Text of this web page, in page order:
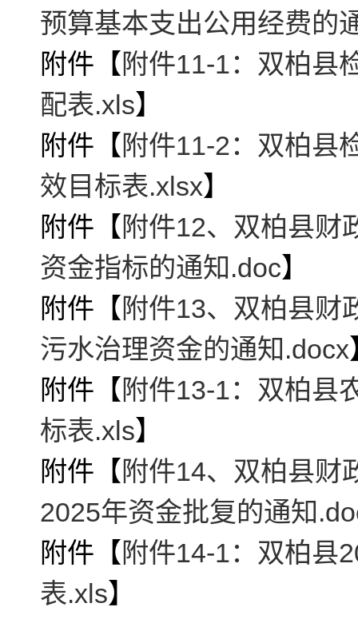
预算基本支出公用经费的
附件【 附件11-1：双柏县
配表.xls】
附件【 附件11-2：双柏县
效目标表.xlsx】
附件【 附件12、双柏县财
资金指标的通知.doc】
附件【 附件13、双柏县财
污水治理资金的通知.docx
附件【 附件13-1：双柏县
标表.xls】
附件【 附件14、双柏县财
2025年资金批复的通知
附件【 附件14-1：双柏县
表.xls】